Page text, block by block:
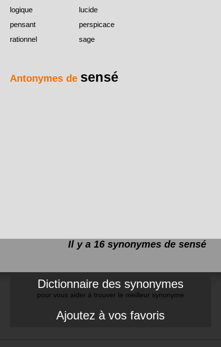
logique
lucide
pensant
perspicace
rationnel
sage
Antonymes de sensé
Il y a 16 synonymes de sensé
Dictionnaire des synonymes
pour vous aider à trouver le meilleur synonyme
Ajoutez à vos favoris